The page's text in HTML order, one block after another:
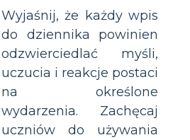
Wyjaśnij, że każdy wpis
do dziennika powinien
odzwierciedlać myśli,
uczucia i reakcje postaci
na określone
wydarzenia. Zachęcaj
uczniów do używania